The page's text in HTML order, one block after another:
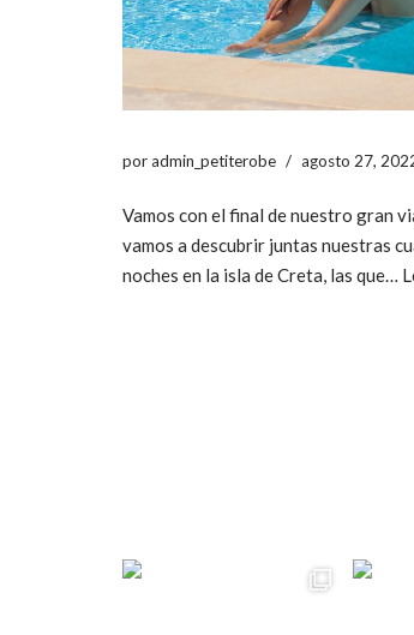
poradmin_petiterobe agosto 27,
Vamos con el final de nuestro gran
vamos a descubrir juntas nuestras
noches en la isla de Creta, las que…